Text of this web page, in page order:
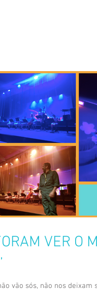
VER O
vão sós, não nos